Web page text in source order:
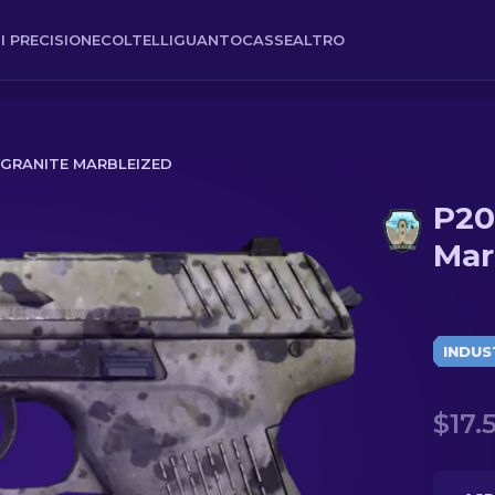
PRECISIONECOLTELLIGUANTOCASSEALTRO
MARBLEIZED